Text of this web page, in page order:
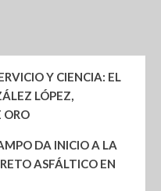
Y CIENCIA: EL
LÓPEZ,
ORO
DA INICIO A LA
ASFÁLTICO EN